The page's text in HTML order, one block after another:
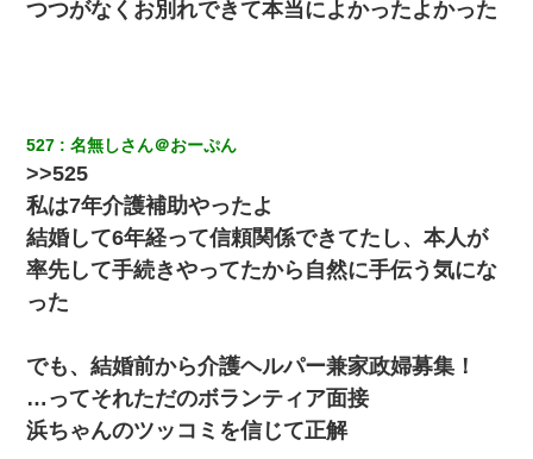
察『目立つし、すぐ見つかるかもしれません』→ 数時間
後・・警察『××さんご存じですか？』
ワロタあんてな
今日夫の実家に泊ったんだけど、朝起きたら股間がなんか
モッコリしてた
妻「ずっと好きだった人と一緒になりたいから、わかれて
ください」→離婚後、娘と実家で生活してると…
10年ほど前、息子がまだ年中だった時に離婚したんだけ
ど、一昨年の暮れに突然息子が職場を訪ねてきた。
スマホを与えられて、中学卒業する頃にはすっかり女叩き
に洗脳された弟が、大学進学のために一人暮らししたいと
つつがなくお別れできて本当によかったよかった
527 名無しさん＠おーぷん
>>525
私は7年介護補助やったよ
結婚して6年経って信頼関係できてたし、本人が
率先して手続きやってたから自然に手伝う気にな
った
でも、結婚前から介護ヘルパー兼家政婦募集！
…ってそれただのボランティア面接
浜ちゃんのツッコミを信じて正解